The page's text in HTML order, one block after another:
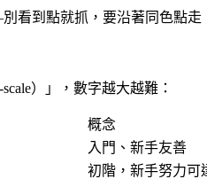
看到點就抓，要沿著同色點走
） 」，數字越大越難：
概念
入門、新手友善
初階，新手努力可